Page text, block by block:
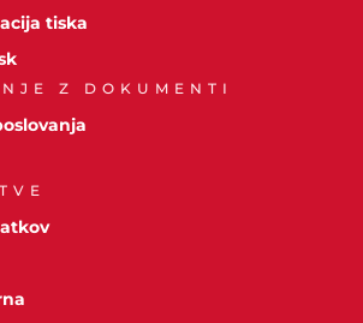
tiska
Z DOKUMENTI